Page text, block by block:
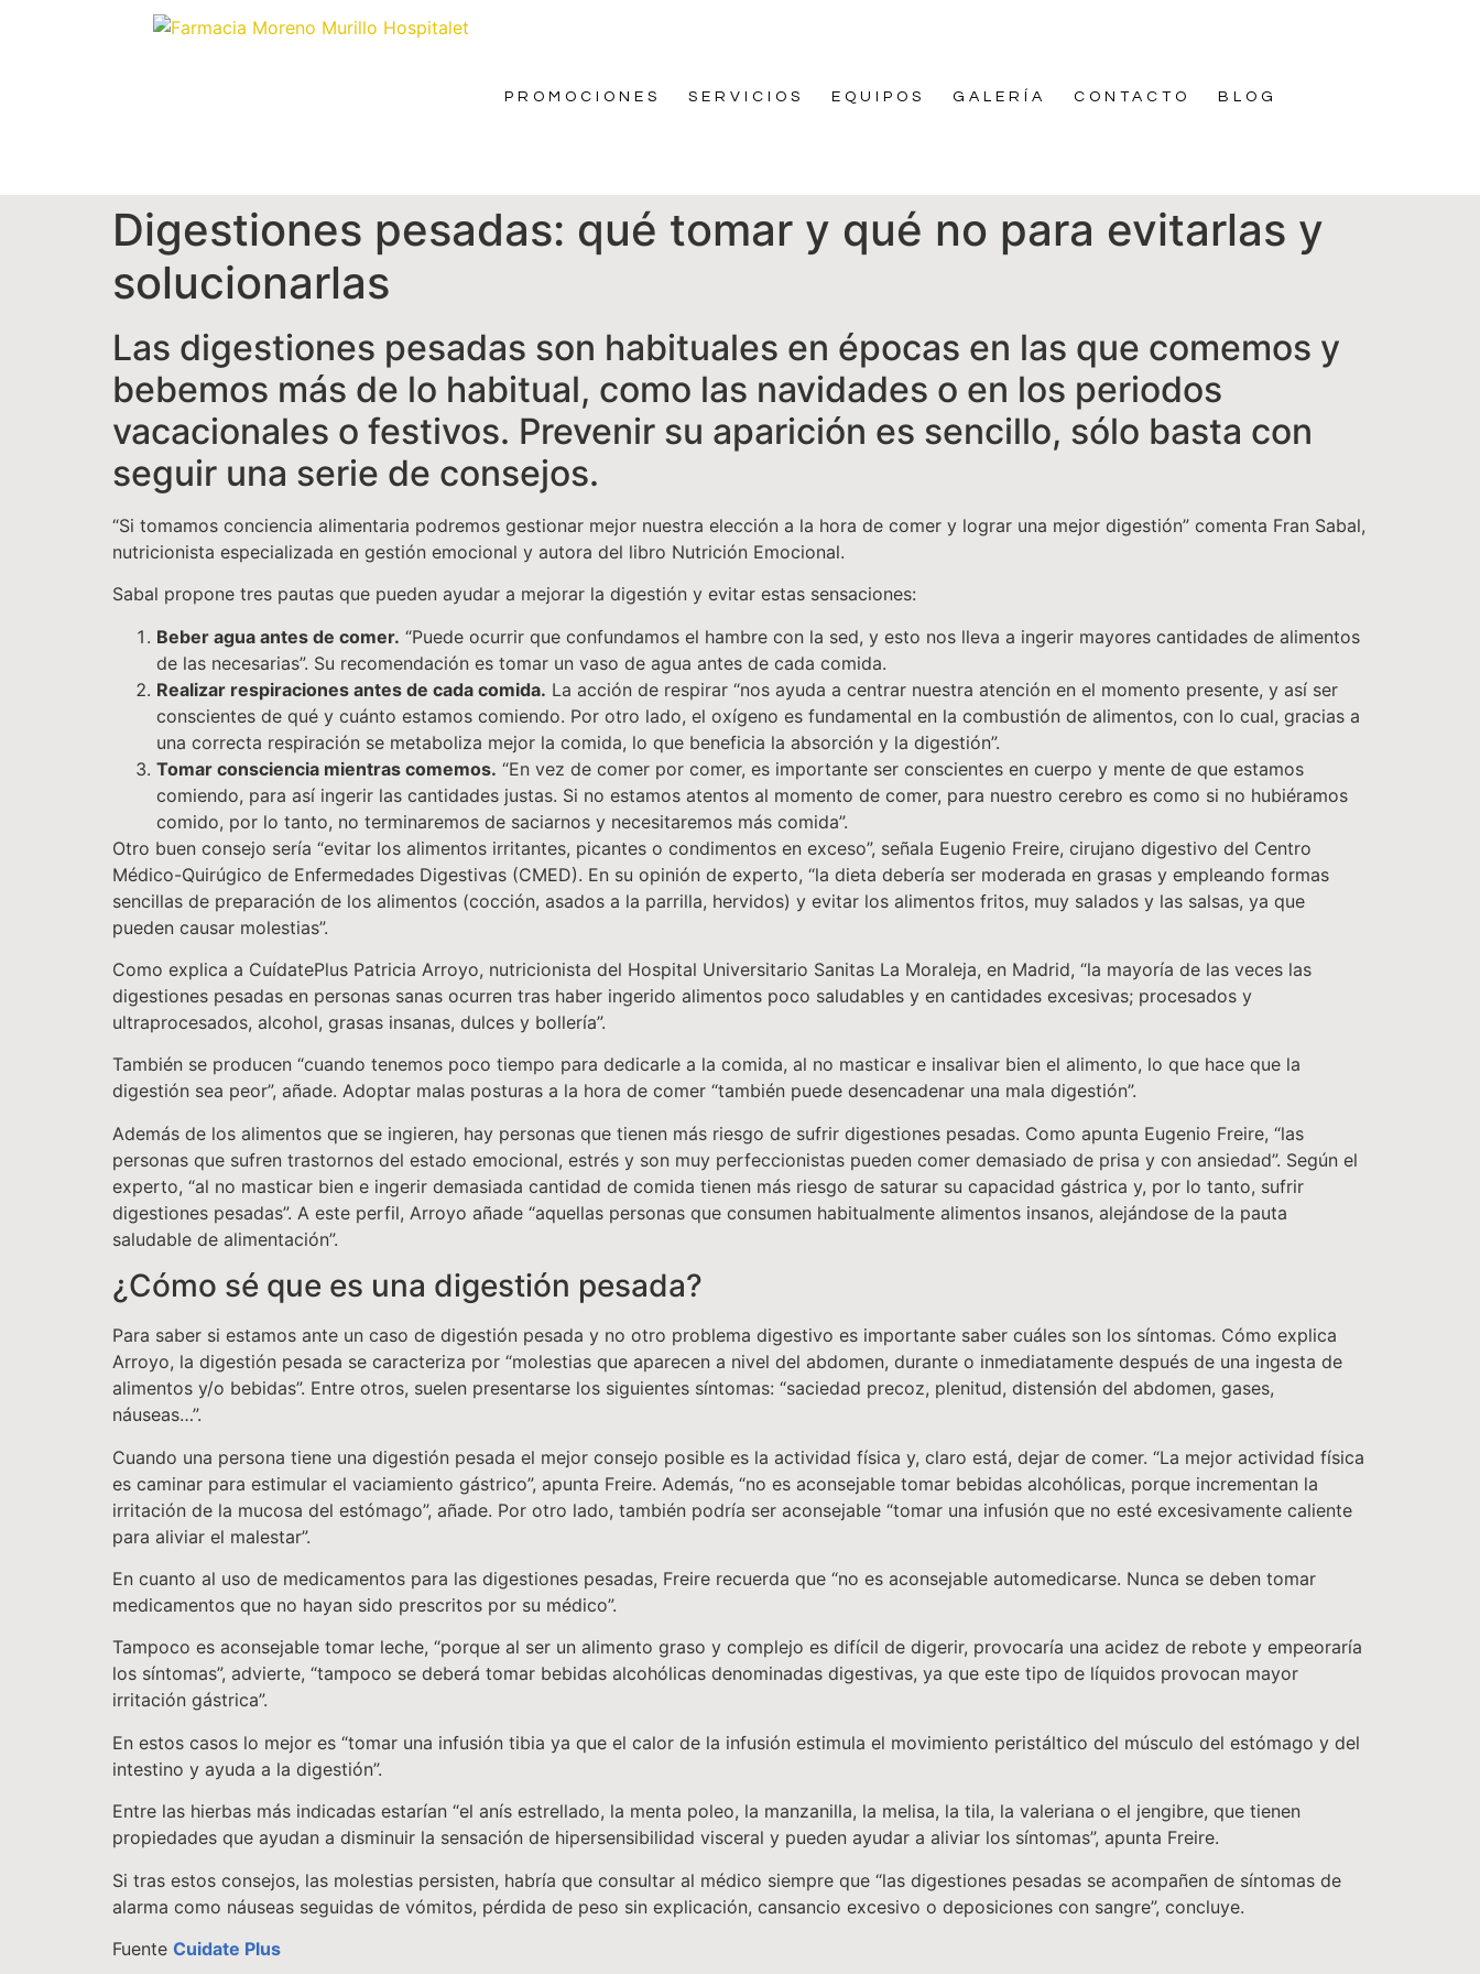
PROMOCIONES SERVICIOS EQUIPOS GALERÍA CONTACTO BLOG
Digestiones pesadas: qué tomar y qué no para evitarlas y
solucionarlas
Las digestiones pesadas son habituales en épocas en las que comemos y
bebemos más de lo habitual, como las navidades o en los periodos
vacacionales o festivos. Prevenir su aparición es sencillo, sólo basta con
seguir una serie de consejos.
“Si tomamos conciencia alimentaria podremos gestionar mejor nuestra elección a la hora de comer y lograr una mejor digestión” comenta Fran Sabal,
nutricionista especializada en gestión emocional y autora del libro Nutrición Emocional.
Sabal propone tres pautas que pueden ayudar a mejorar la digestión y evitar estas sensaciones:
Beber agua antes de comer. “Puede ocurrir que confundamos el hambre con la sed, y esto nos lleva a ingerir mayores cantidades de alimentos
de las necesarias”. Su recomendación es tomar un vaso de agua antes de cada comida.
Realizar respiraciones antes de cada comida. La acción de respirar “nos ayuda a centrar nuestra atención en el momento presente, y así ser
conscientes de qué y cuánto estamos comiendo. Por otro lado, el oxígeno es fundamental en la combustión de alimentos, con lo cual, gracias a
una correcta respiración se metaboliza mejor la comida, lo que beneficia la absorción y la digestión”.
Tomar consciencia mientras comemos. “En vez de comer por comer, es importante ser conscientes en cuerpo y mente de que estamos
comiendo, para así ingerir las cantidades justas. Si no estamos atentos al momento de comer, para nuestro cerebro es como si no hubiéramos
comido, por lo tanto, no terminaremos de saciarnos y necesitaremos más comida”.
Otro buen consejo sería “evitar los alimentos irritantes, picantes o condimentos en exceso”, señala Eugenio Freire, cirujano digestivo del Centro
Médico-Quirúgico de Enfermedades Digestivas (CMED). En su opinión de experto, “la dieta debería ser moderada en grasas y empleando formas
sencillas de preparación de los alimentos (cocción, asados a la parrilla, hervidos) y evitar los alimentos fritos, muy salados y las salsas, ya que
pueden causar molestias”.
Como explica a CuídatePlus Patricia Arroyo, nutricionista del Hospital Universitario Sanitas La Moraleja, en Madrid, “la mayoría de las veces las
digestiones pesadas en personas sanas ocurren tras haber ingerido alimentos poco saludables y en cantidades excesivas; procesados y
ultraprocesados, alcohol, grasas insanas, dulces y bollería”.
También se producen “cuando tenemos poco tiempo para dedicarle a la comida, al no masticar e insalivar bien el alimento, lo que hace que la
digestión sea peor”, añade. Adoptar malas posturas a la hora de comer “también puede desencadenar una mala digestión”.
Además de los alimentos que se ingieren, hay personas que tienen más riesgo de sufrir digestiones pesadas. Como apunta Eugenio Freire, “las
personas que sufren trastornos del estado emocional, estrés y son muy perfeccionistas pueden comer demasiado de prisa y con ansiedad”. Según el
experto, “al no masticar bien e ingerir demasiada cantidad de comida tienen más riesgo de saturar su capacidad gástrica y, por lo tanto, sufrir
digestiones pesadas”. A este perfil, Arroyo añade “aquellas personas que consumen habitualmente alimentos insanos, alejándose de la pauta
saludable de alimentación”.
¿Cómo sé que es una digestión pesada?
Para saber si estamos ante un caso de digestión pesada y no otro problema digestivo es importante saber cuáles son los síntomas. Cómo explica
Arroyo, la digestión pesada se caracteriza por “molestias que aparecen a nivel del abdomen, durante o inmediatamente después de una ingesta de
alimentos y/o bebidas”. Entre otros, suelen presentarse los siguientes síntomas: “saciedad precoz, plenitud, distensión del abdomen, gases,
náuseas…”.
Cuando una persona tiene una digestión pesada el mejor consejo posible es la actividad física y, claro está, dejar de comer. “La mejor actividad física
es caminar para estimular el vaciamiento gástrico”, apunta Freire. Además, “no es aconsejable tomar bebidas alcohólicas, porque incrementan la
irritación de la mucosa del estómago”, añade. Por otro lado, también podría ser aconsejable “tomar una infusión que no esté excesivamente caliente
para aliviar el malestar”.
En cuanto al uso de medicamentos para las digestiones pesadas, Freire recuerda que “no es aconsejable automedicarse. Nunca se deben tomar
medicamentos que no hayan sido prescritos por su médico”.
Tampoco es aconsejable tomar leche, “porque al ser un alimento graso y complejo es difícil de digerir, provocaría una acidez de rebote y empeoraría
los síntomas”, advierte, “tampoco se deberá tomar bebidas alcohólicas denominadas digestivas, ya que este tipo de líquidos provocan mayor
irritación gástrica”.
En estos casos lo mejor es “tomar una infusión tibia ya que el calor de la infusión estimula el movimiento peristáltico del músculo del estómago y del
intestino y ayuda a la digestión”.
Entre las hierbas más indicadas estarían “el anís estrellado, la menta poleo, la manzanilla, la melisa, la tila, la valeriana o el jengibre, que tienen
propiedades que ayudan a disminuir la sensación de hipersensibilidad visceral y pueden ayudar a aliviar los síntomas”, apunta Freire.
Si tras estos consejos, las molestias persisten, habría que consultar al médico siempre que “las digestiones pesadas se acompañen de síntomas de
alarma como náuseas seguidas de vómitos, pérdida de peso sin explicación, cansancio excesivo o deposiciones con sangre”, concluye.
Fuente Cuidate Plus